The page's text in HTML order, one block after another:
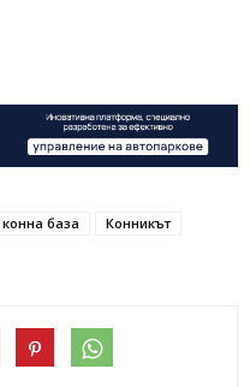
конна база
Конникът